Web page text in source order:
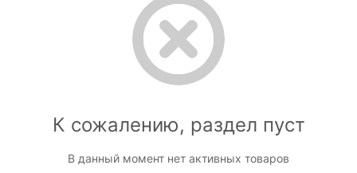
К сожалению, раздел пуст
В данный момент нет активных товаров